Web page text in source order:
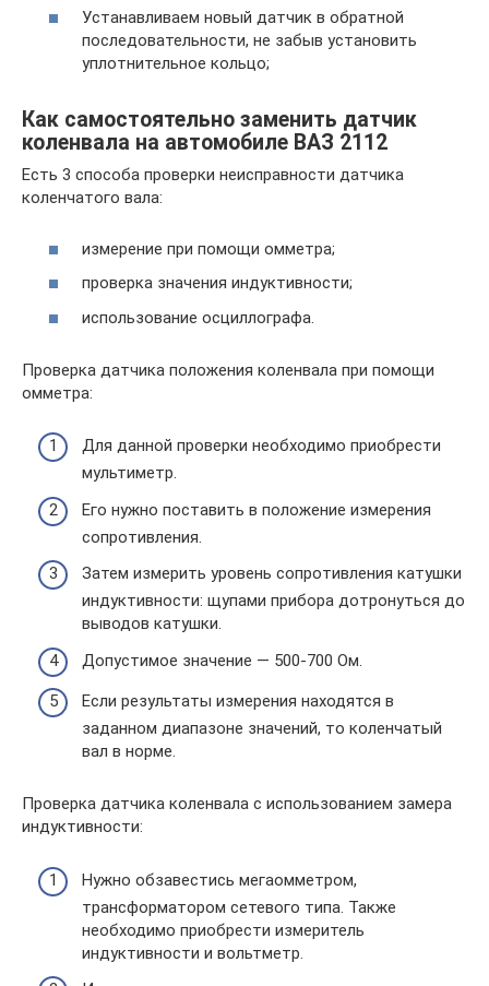
Устанавливаем новый датчик в обратной
последовательности, не забыв установить
уплотнительное кольцо;
Как самостоятельно заменить датчик
коленвала на автомобиле ВАЗ 2112
Есть 3 способа проверки неисправности датчика
коленчатого вала:
измерение при помощи омметра;
проверка значения индуктивности;
использование осциллографа.
Проверка датчика положения коленвала при помощи
омметра:
Для данной проверки необходимо приобрести
мультиметр.
Его нужно поставить в положение измерения
сопротивления.
Затем измерить уровень сопротивления катушки
индуктивности: щупами прибора дотронуться до
выводов катушки.
Допустимое значение — 500-700 Ом.
Если результаты измерения находятся в
заданном диапазоне значений, то коленчатый
вал в норме.
Проверка датчика коленвала с использованием замера
индуктивности:
Нужно обзавестись мегаомметром,
трансформатором сетевого типа. Также
необходимо приобрести измеритель
индуктивности и вольтметр.